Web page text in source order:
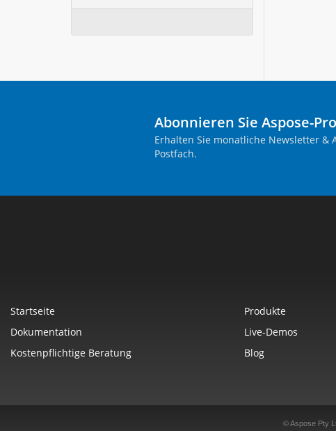
Abonnieren Sie Aspose-
Erhalten Sie monatliche Newsletter &
Postfach.
Startseite Produkte
Dokumentation
Live-Demos
Kostenpflichtige Beratung
Blog
© Aspose Pty